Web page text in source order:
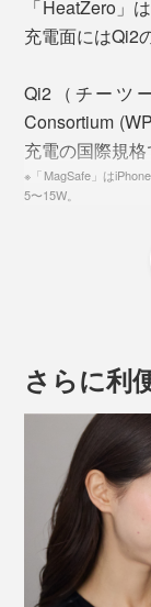
従来のリチウ
ー」の電解質
が加わっても
ートのリスクが
「HeatZero」
充電面にはQi2
Qi2（チーツ
Consortium
充電の国際規格
※「MagSafe」は
5〜15W。
さらに利